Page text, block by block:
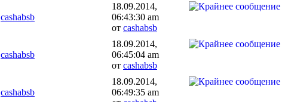
cashabsb
18.09.2014,
06:43:30 am
от cashabsb
cashabsb
18.09.2014,
06:45:04 am
от cashabsb
cashabsb
18.09.2014,
06:49:35 am